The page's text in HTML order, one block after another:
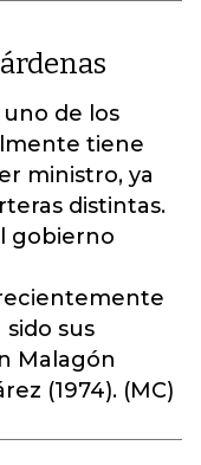
uno de los
tiene
ministro, ya
distintas.
gobierno
sus
Malagón
(1974). (MC)